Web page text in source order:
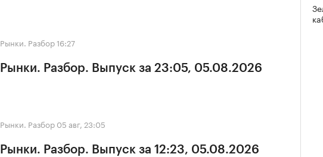
Рынки. Разбор16:27
Рынки. Разбор. Выпуск за 23:05, 05.08.2026
Рынки. Разбор 05 авг, 23:05
Рынки. Разбор. Выпуск за 12:23, 05.08.2026